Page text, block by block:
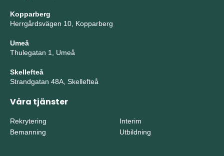
Kopparberg
Herrgårdsvägen 10, Kopparberg
Umeå
Thulegatan 1, Umeå
Skellefteå
Strandgatan 48A, Skellefteå
Våra tjänster
Rekrytering
Bemanning
Interim
Utbildning